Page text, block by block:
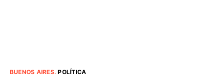
BUENOS AIRES.POLÍTICA